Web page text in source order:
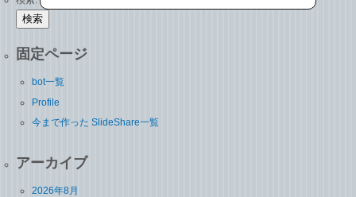
固定ページ
bot一覧
Profile
今まで作った SlideShare一覧
アーカイブ
2026年8月